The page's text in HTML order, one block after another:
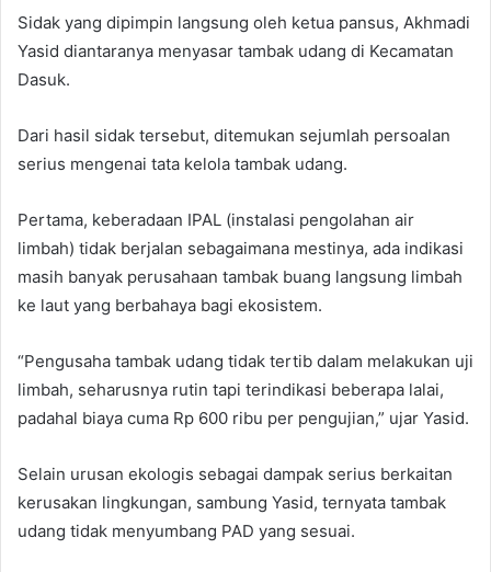
Sidak yang dipimpin langsung oleh ketua pansus, Akhmadi
Yasid diantaranya menyasar tambak udang di Kecamatan
Dasuk.
Dari hasil sidak tersebut, ditemukan sejumlah persoalan
serius mengenai tata kelola tambak udang.
Pertama, keberadaan IPAL (instalasi pengolahan air
limbah) tidak berjalan sebagaimana mestinya, ada indikasi
masih banyak perusahaan tambak buang langsung limbah
ke laut yang berbahaya bagi ekosistem.
“Pengusaha tambak udang tidak tertib dalam melakukan uji
limbah, seharusnya rutin tapi terindikasi beberapa lalai,
padahal biaya cuma Rp 600 ribu per pengujian,” ujar Yasid.
Selain urusan ekologis sebagai dampak serius berkaitan
kerusakan lingkungan, sambung Yasid, ternyata tambak
udang tidak menyumbang PAD yang sesuai.